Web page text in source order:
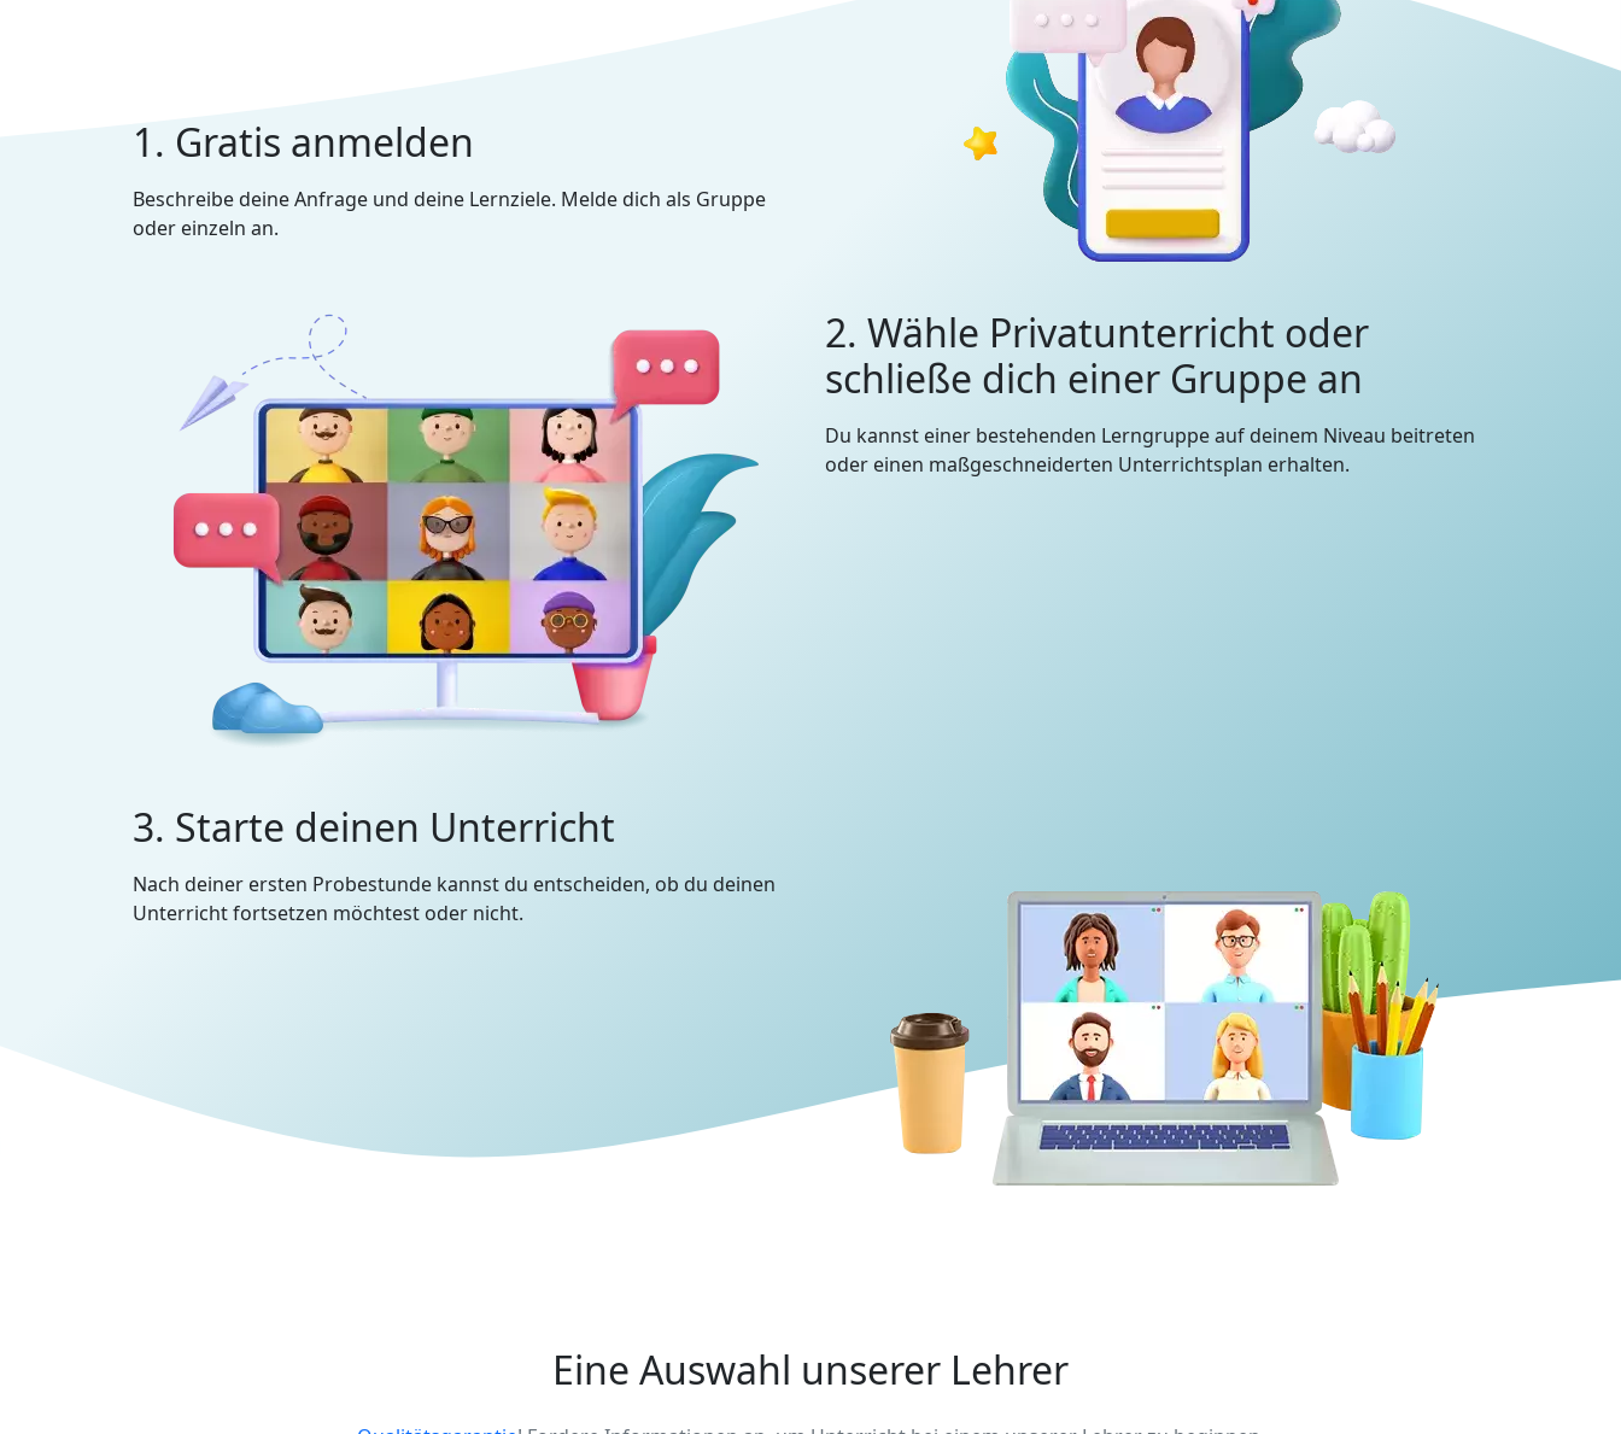
1. Gratis anmelden
Beschreibe deine Anfrage und deine Lernziele. Melde dich als Gruppe
oder einzeln an.
2. Wähle Privatunterricht oder
schließe dich einer Gruppe an
Du kannst einer bestehenden Lerngruppe auf deinem Niveau beitreten
oder einen maßgeschneiderten Unterrichtsplan erhalten.
3. Starte deinen Unterricht
Nach deiner ersten Probestunde kannst du entscheiden, ob du deinen
Unterricht fortsetzen möchtest oder nicht.
Eine Auswahl unserer Lehrer